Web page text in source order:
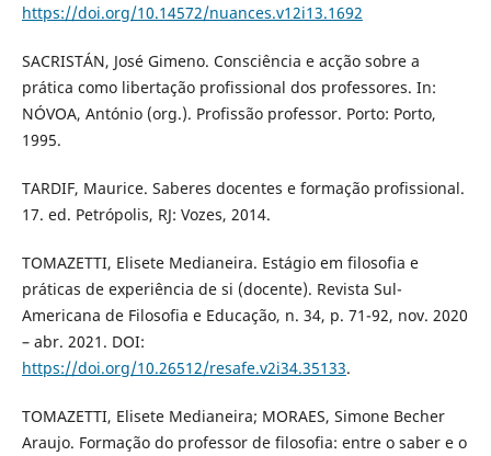
https://doi.org/10.14572/nuances.v12i13.1692
SACRISTÁN, José Gimeno. Consciência e acção sobre a
prática como libertação profissional dos professores. In:
NÓVOA, António (org.). Profissão professor. Porto: Porto,
1995.
TARDIF, Maurice. Saberes docentes e formação profissional.
17. ed. Petrópolis, RJ: Vozes, 2014.
TOMAZETTI, Elisete Medianeira. Estágio em filosofia e
práticas de experiência de si (docente). Revista Sul-
Americana de Filosofia e Educação, n. 34, p. 71-92, nov. 2020
– abr. 2021. DOI:
https://doi.org/10.26512/resafe.v2i34.35133.
TOMAZETTI, Elisete Medianeira; MORAES, Simone Becher
Araujo. Formação do professor de filosofia: entre o saber e o